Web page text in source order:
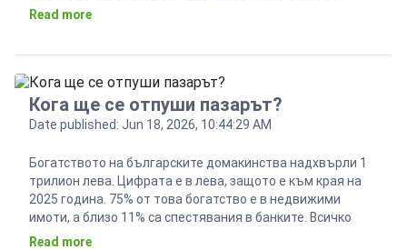
както и лихвите, с която ЕЦБ рефинансира европейските
Read more
Кога ще се отпуши пазарът?
Date published: Jun 18, 2026, 10:44:29 AM
Богатството на българските домакинства надхвърли 1
трилион лева. Цифрата е в лева, защото е към края на
2025 година. 75% от това богатство е в недвижими
имоти, а близо 11% са спестявания в банките. Всичко
това би трябвало да означава, че пазарът на имоти у
Read more